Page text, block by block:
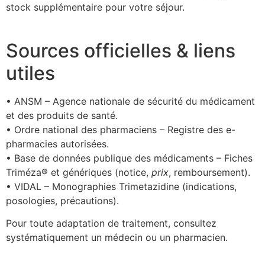
stock supplémentaire pour votre séjour.
Sources officielles & liens
utiles
• ANSM – Agence nationale de sécurité du médicament
et des produits de santé.
• Ordre national des pharmaciens – Registre des e-
pharmacies autorisées.
• Base de données publique des médicaments – Fiches
Triméza® et génériques (notice, prix, remboursement).
• VIDAL – Monographies Trimetazidine (indications,
posologies, précautions).
Pour toute adaptation de traitement, consultez
systématiquement un médecin ou un pharmacien.